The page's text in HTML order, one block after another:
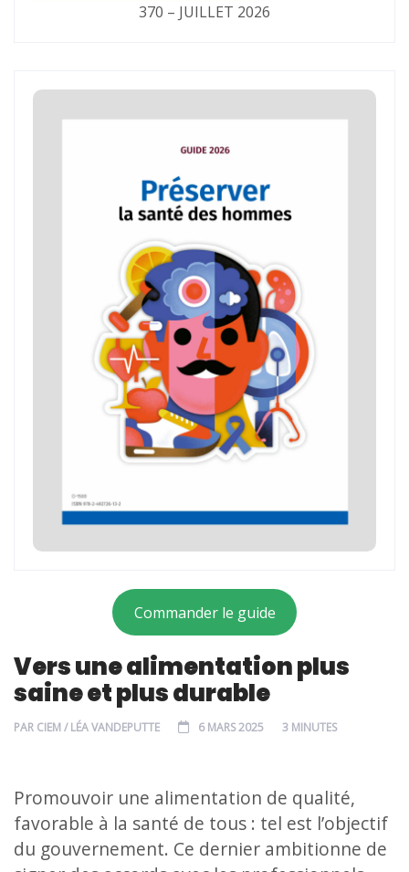
370 – JUILLET 2026
Commander le guide
Vers une alimentation plus
saine et plus durable
PAR CIEM / LÉA VANDEPUTTE 6 MARS 2025 3 MINUTES
Promouvoir une alimentation de qualité,
favorable à la santé de tous : tel est l’objectif
du gouvernement. Ce dernier ambitionne de